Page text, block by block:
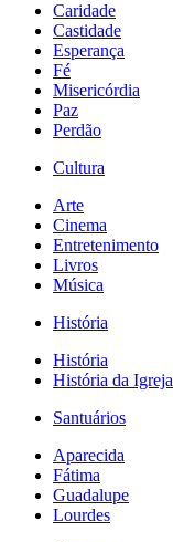
Caridade
Castidade
Esperança
Fé
Misericórdia
Paz
Perdão
Cultura
Arte
Cinema
Entretenimento
Livros
Música
História
História
História da Igreja
Santuários
Aparecida
Fátima
Guadalupe
Lourdes